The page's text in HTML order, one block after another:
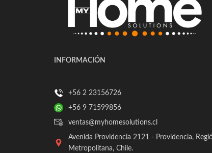
INFORMACIÓN
+56 2 23156726
+56 9 71599856
ventas@myhomesolutions.cl
Avenida Providencia 2121 - Providencia,
Metropolitana, Chile.